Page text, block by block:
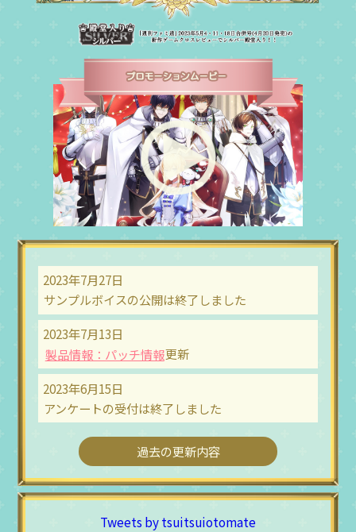
2023年7月27日
サンプルボイスの公開は終了しました
2023年7月13日
製品情報：パッチ情報更新
2023年6月15日
アンケートの受付は終了しました
過去の更新内容
Tweets by tsuitsuiotomate